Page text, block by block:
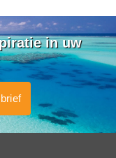
in uw